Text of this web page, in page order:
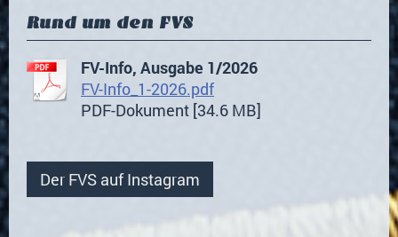
Rund um den FVS
FV-Info, Ausgabe 1/2026
FV-Info_1-2026.pdf
PDF-Dokument [34.6 MB]
Der FVS auf Instagram